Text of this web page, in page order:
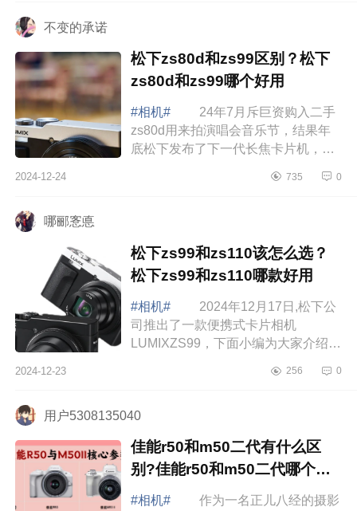
不变的承诺
松下zs80d和zs99区别？松下
zs80d和zs99哪个好用
#相机#
24年7月斥巨资购入二手
zs80d用来拍演唱会音乐节，结果年
底松下发布了下一代长焦卡片机，以
新发布的LumixDC-ZS99（在北美以
2024-12-24 735 0
哪郦愙悳
松下zs99和zs110该怎么选？
松下zs99和zs110哪款好用
#相机#
2024年12月17日,松下公
司推出了一款便携式卡片相机
LUMIXZS99，下面小编为大家介绍下
zs99和zs110哪款好用 松下zs99
2024-12-23 256 0
用户5308135040
佳能r50和m50二代有什么区
别?佳能r50和m50二代哪个值
得买
#相机#
作为一名正儿八经的摄影